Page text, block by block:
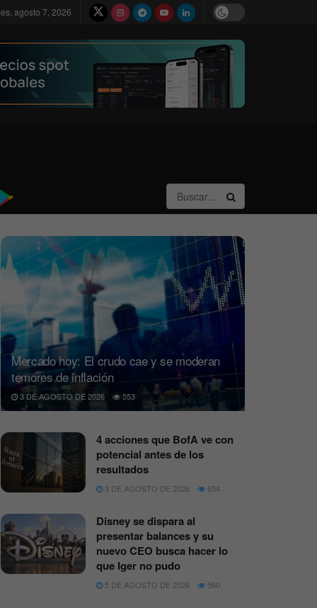
agosto 7, 2026
Mercado hoy: El crudo cae y se moderan
temores de inflación
3 DE AGOSTO DE 2026 553
4 acciones que BofA ve con
potencial antes de los
resultados
3 DE AGOSTO DE 2026 654
Disney se dispara al
presentar balances y su
nuevo CEO busca hacer lo
que Iger no pudo
5 DE AGOSTO DE 2026 560